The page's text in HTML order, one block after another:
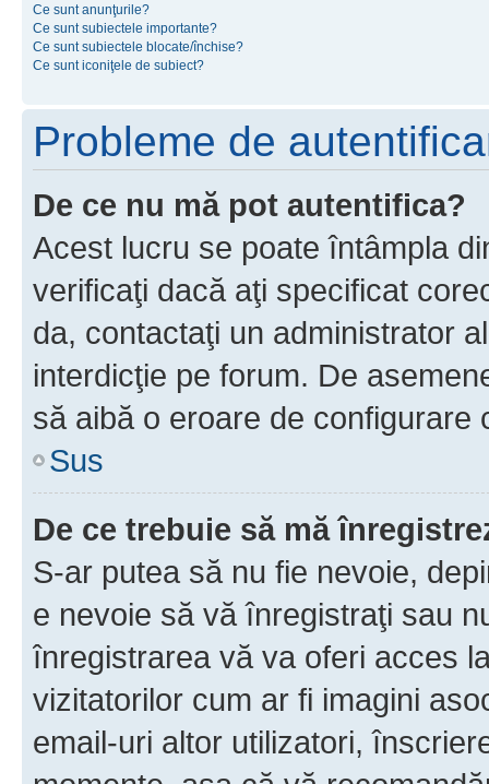
Ce sunt anunţurile?
Ce sunt subiectele importante?
Ce sunt subiectele blocate/închise?
Ce sunt iconiţele de subiect?
Probleme de
De ce nu mă pot autentifica?
Acest lucru se poate întâmpla
verificaţi dacă aţi specificat
da, contactaţi un administrator
interdicţie pe forum. De
să aibă o eroare de configurare
Sus
De ce trebuie să mă
S-ar putea să nu fie nevoie,
e nevoie să vă înregistraţi sau
înregistrarea vă va oferi acces
vizitatorilor cum ar fi imagini
email-uri altor utilizatori,